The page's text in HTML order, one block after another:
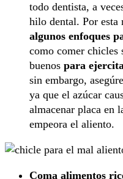
todo dentista, a
hilo dental. Por esta
algunos enfoques
como comer chicles
buenos para
sin embargo,
ya que el azúcar
almacenar placa en
empeora el aliento.
Coma alimentos